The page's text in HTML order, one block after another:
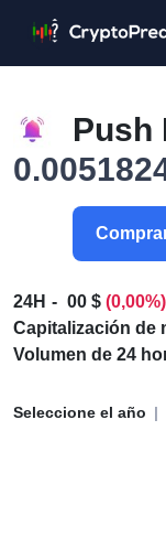
Push
24H 00 $ (0,00%)
Capitalización de
Volumen de 24
Seleccione el año